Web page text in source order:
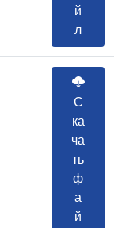
й
л
С
ка
ча
ть
ф
а
й